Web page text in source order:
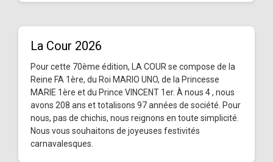
La Cour 2026
Pour cette 70ème édition, LA COUR se compose de la
Reine FA 1ère, du Roi MARIO UNO, de la Princesse
MARIE 1ère et du Prince VINCENT 1er. À nous 4 , nous
avons 208 ans et totalisons 97 années de société. Pour
nous, pas de chichis, nous reignons en toute simplicité.
Nous vous souhaitons de joyeuses festivités
carnavalesques.